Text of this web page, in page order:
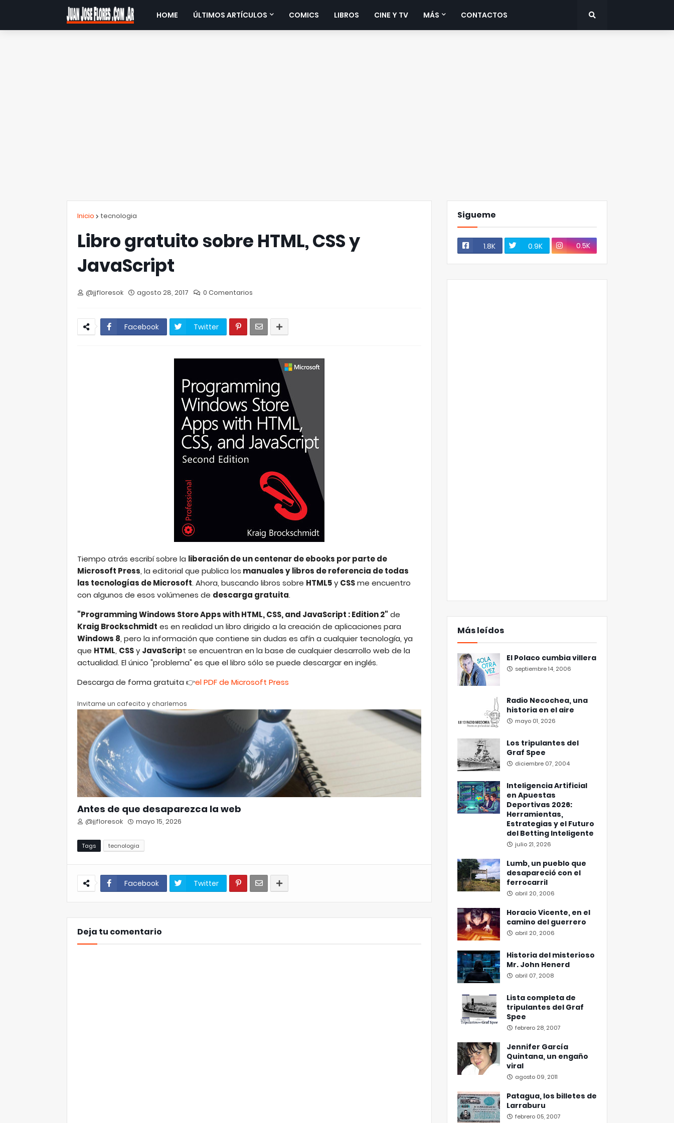
HOME ÚLTIMOS ARTÍCULOS COMICS LIBROS CINE Y TV MÁS CONTACTOS
Inicio tecnologia
Libro gratuito sobre HTML, CSS y
JavaScript
@jjfloresok agosto 28, 2017 0 Comentarios
Facebook Twitter
Tiempo atrás escribí sobre la liberación de un centenar de ebooks por parte de
Microsoft Press, la editorial que publica los manuales y libros de referencia de todas
las tecnologías de Microsoft. Ahora, buscando libros sobre HTML5yCSSme encuentro
con algunos de esos volúmenes de descarga gratuita.
"Programming Windows Store Apps with HTML, CSS, and JavaScript : Edition 2" de
Kraig Brockschmidt es en realidad un libro dirigido a la creación de aplicaciones para
Windows 8, pero la información que contiene sin dudas es afín a cualquier tecnología, ya
que HTML, CSSyJavaScript se encuentran en la base de cualquier desarrollo web de la
actualidad. El único "problema" es que el libro sólo se puede descargar en inglés.
Descarga de forma gratuita 👉el PDF de Microsoft Press
Invitame un cafecito y charlemos
Antes de que desaparezca la web
@jjfloresok mayo 15, 2026
Tags tecnologia
Facebook Twitter
Deja tu comentario
Sigueme
1.8K 0.9K 0.5K
Más leídos
El Polaco cumbia villera
septiembre 14, 2006
Radio Necochea, una
historia en el aire
mayo 01, 2026
Los tripulantes del
Graf Spee
diciembre 07, 2004
Inteligencia Artificial
en Apuestas
Deportivas 2026:
Herramientas,
Estrategias y el Futuro
del Betting Inteligente
julio 21, 2026
Lumb, un pueblo que
desapareció con el
ferrocarril
abril 20, 2006
Horacio Vicente, en el
camino del guerrero
abril 20, 2006
Historia del misterioso
Mr. John Henerd
abril 07, 2008
Lista completa de
tripulantes del Graf
Spee
febrero 28, 2007
Jennifer García
Quintana, un engaño
viral
agosto 09, 2011
Patagua, los billetes de
Larraburu
febrero 05, 2007